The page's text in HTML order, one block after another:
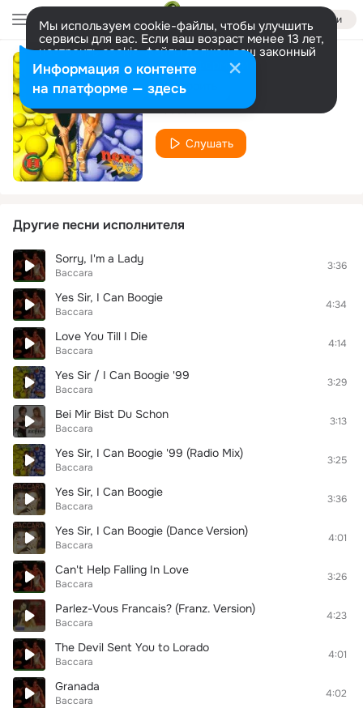
Войти
Мы используем cookie-файлы, чтобы улучшить
сервисы для вас. Если ваш возраст менее 13 лет,
настроить cookie-файлы должен ваш законный
представитель. Больше информации
Разрешить все Настроить
Hit Mix
Baccara
Слушать
Другие песни исполнителя
Sorry, I'm a Lady
Baccara
3:36
Yes Sir, I Can Boogie
Baccara
4:34
Love You Till I Die
Baccara
4:14
Yes Sir / I Can Boogie '99
Baccara
3:29
Bei Mir Bist Du Schon
Baccara
3:13
Yes Sir, I Can Boogie '99 (Radio Mix)
Baccara
3:25
Yes Sir, I Can Boogie
Baccara
3:36
Yes Sir, I Can Boogie (Dance Version)
Baccara
4:01
Can't Help Falling In Love
Baccara
3:26
Parlez-Vous Francais? (Franz. Version)
Baccara
4:23
The Devil Sent You to Lorado
Baccara
4:01
Granada
Baccara
4:02
Информация о контенте
на платформе — здесь